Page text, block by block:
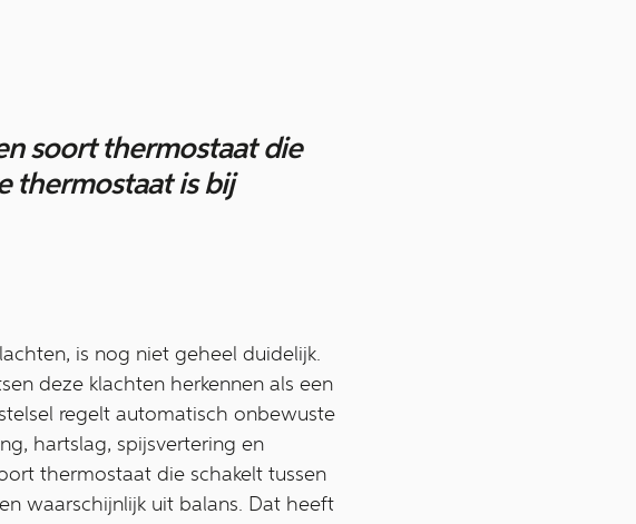
soort thermostaat die
thermostaat is bij
is nog niet geheel duidelijk.
deze klachten herkennen als een
regelt automatisch onbewuste
hartslag, spijsvertering en
thermostaat die schakelt tussen
waarschijnlijk uit balans. Dat heeft